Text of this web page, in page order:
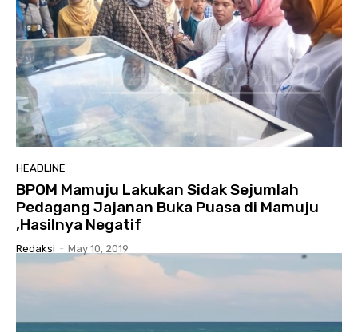
HEADLINE
BPOM Mamuju Lakukan Sidak Sejumlah
Pedagang Jajanan Buka Puasa di Mamuju
,Hasilnya Negatif
Redaksi - May 10, 2019